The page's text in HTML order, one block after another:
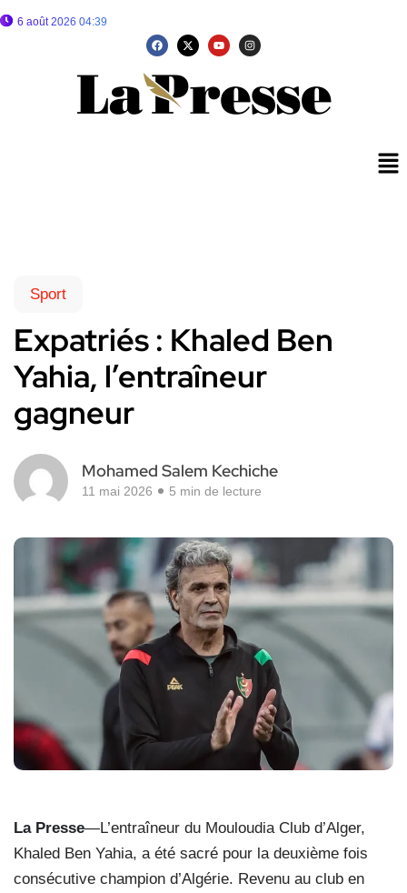
6 août 2026 04:39
Sport
Expatriés : Khaled Ben
Yahia, l’entraîneur
gagneur
Mohamed Salem Kechiche
11 mai 2026 5 min de lecture
La Presse—L’entraîneur du Mouloudia Club d’Alger,
Khaled Ben Yahia, a été sacré pour la deuxième fois
consécutive champion d’Algérie. Revenu au club en